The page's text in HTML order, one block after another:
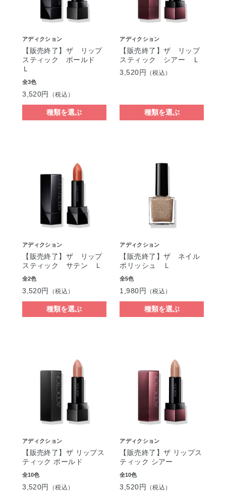
アディクション
【販売終了】ザ リップ
スティック ボールド
Ｌ
全3色
3,520円 （税込）
種類を選ぶ
アディクション
【販売終了】ザ リップ
スティック シアー Ｌ
3,520円
（税込）
種類を選ぶ
アディクション
【販売終了】ザ リップ
スティック サテン Ｌ
全2色
3,520円 （税込）
種類を選ぶ
アディクション
【販売終了】ザ ネイル
ポリッシュ Ｌ
全5色
1,980円 （税込）
種類を選ぶ
アディクション
【販売終了】ザ リップス
ティック ボールド
全10色
3,520円 （税込）
アディクション
【販売終了】ザ リップス
ティック シアー
全10色
3,520円 （税込）